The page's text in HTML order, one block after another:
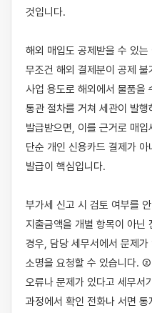
것입니다.
해외 매입도 공제받을 수 있
무조건 해외 결제분이 공제
사업 용도로 해외에서 물품을
통관 절차를 거쳐 세관이 발
발급받으면, 이를 근거로 매
단순 개인 신용카드 결제가
발급이 핵심입니다.
부가세 신고 시 검토 여부를
지출금액을 개별 항목이 아닌
경우, 담당 세무서에서 문제
소명을 요청할 수 있습니다.
오류나 문제가 있다고 세무서
과정에서 확인 전화나 서면